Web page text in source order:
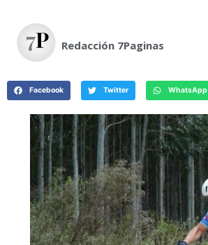
Redacción 7Paginas
Facebook Twitter WhatsApp